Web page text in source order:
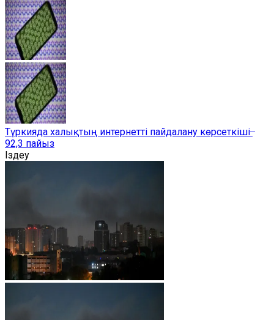
Түркияда халықтың интернетті пайдалану көрсеткіші ̶
92,3 пайыз
Іздеу